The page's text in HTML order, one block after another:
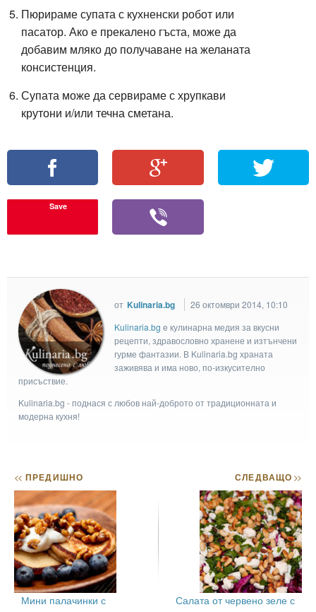
Пюрираме супата с кухненски робот или
пасатор. Ако е прекалено гъста, може да
добавим мляко до получаване на желаната
консистенция.
Супата може да сервираме с хрупкави
крутони и/или течна сметана.
Save
от Kulinaria.bg
26 октомври 2014, 10:10
Kulinaria.bg e кулинарна медия за вкусни
рецепти, здравословно хранене и изтънчени
гурме фантазии. В Kulinaria.bg храната
заживява и има ново, по-изкусително
присъствие.
Kulinaria.bg - поднася с любов най-доброто от традиционната и
модерна кухня!
<< ПРЕДИШНО
Мини палачинки с
СЛЕДВАЩО>>
Салата от червено зеле с